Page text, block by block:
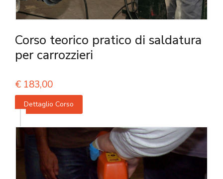
Corso teorico pratico di saldatura
per carrozzieri
€ 183,00
Dettaglio Corso